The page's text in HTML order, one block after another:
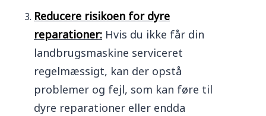
Reducere risikoen for dyre
reparationer: Hvis du ikke får din
landbrugsmaskine serviceret
regelmæssigt, kan der opstå
problemer og fejl, som kan føre til
dyre reparationer eller endda